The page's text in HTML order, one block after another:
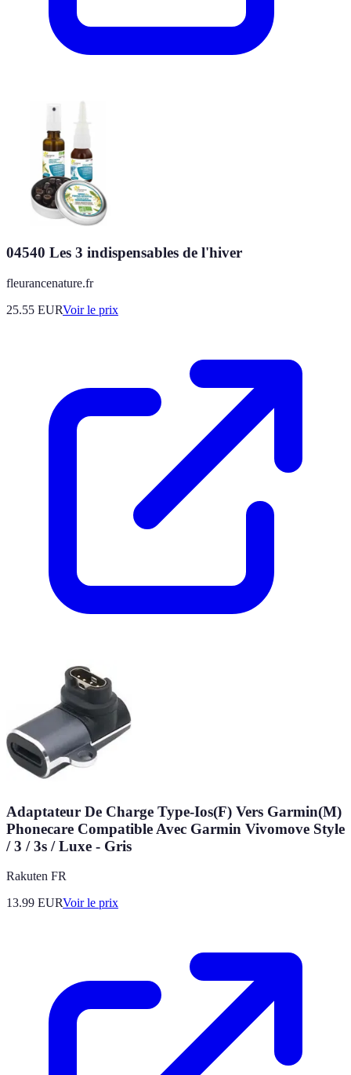
04540 Les 3 indispensables de l'hiver
fleurancenature.fr
25.55 EURVoir le prix
Adaptateur De Charge Type-Ios(F) Vers Garmin(M)
Phonecare Compatible Avec Garmin Vivomove Style
/ 3 / 3s / Luxe - Gris
Rakuten FR
13.99 EURVoir le prix